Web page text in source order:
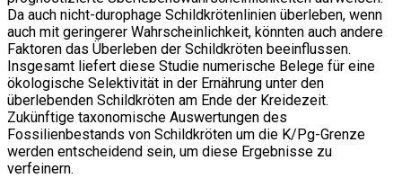
Da auch nicht-durophage Schildkrötenlinien überleben, wenn
auch mit geringerer Wahrscheinlichkeit, könnten auch andere
Faktoren das Überleben der Schildkröten beeinflussen.
Insgesamt liefert diese Studie numerische Belege für eine
ökologische Selektivität in der Ernährung unter den
überlebenden Schildkröten am Ende der Kreidezeit.
Zukünftige taxonomische Auswertungen des
Fossilienbestands von Schildkröten um die K/Pg-Grenze
werden entscheidend sein, um diese Ergebnisse zu
verfeinern.